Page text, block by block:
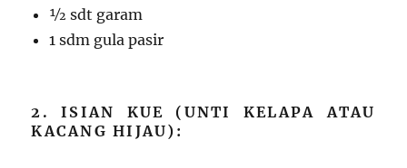
½ sdt garam
1 sdm gula pasir
2. ISIAN KUE (UNTI KELAPA ATAU
KACANG HIJAU):